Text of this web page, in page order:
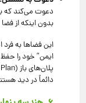
دعوت می‌کند که
بدون اینکه از
این فضاها به
ایمن” خود را
دائماً در دید